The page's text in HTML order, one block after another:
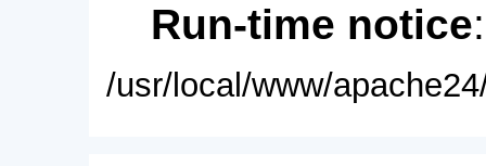
Run-time notice
/usr/local/www/